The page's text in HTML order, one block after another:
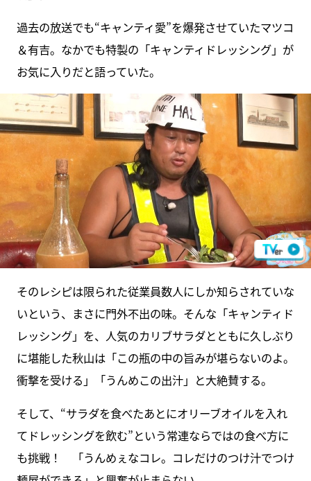
過去の放送でも“キャンティ愛”を爆発させていたマツコ
＆有吉。なかでも特製の「キャンティドレッシング」が
お気に入りだと語っていた。
そのレシピは限られた従業員数人にしか知らされていな
いという、まさに門外不出の味。そんな「キャンティド
レッシング」を、人気のカリブサラダとともに久しぶり
に堪能した秋山は「この瓶の中の旨みが堪らないのよ。
衝撃を受ける」「うんめこの出汁」と大絶賛する。
そして、“サラダを食べたあとにオリーブオイルを入れ
てドレッシングを飲む”という常連ならではの食べ方に
も挑戦！ 「うんめぇなコレ。コレだけのつけ汁でつけ